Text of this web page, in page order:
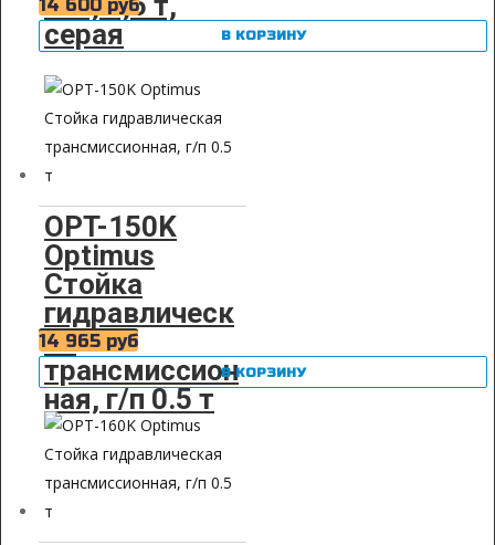
серая
14 600 руб
В КОРЗИНУ
OPT-150K
Optimus
Стойка
гидравлическ
ая
трансмиссион
ная, г/п 0.5 т
14 965 руб
В КОРЗИНУ